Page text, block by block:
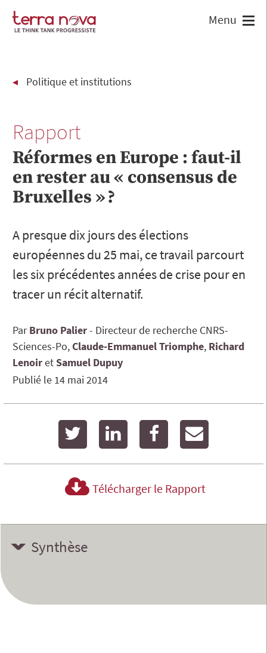
Politique et institutions
Rapport
Réformes en Europe : faut-il
en rester au « consensus de
Bruxelles » ?
A presque dix jours des élections
européennes du 25 mai, ce travail parcourt
les six précédentes années de crise pour en
tracer un récit alternatif.
Par Bruno Palier
Directeur de recherche CNRS-
Sciences-Po Claude-EmmanuelTriomphe Richard
Lenoir
Samuel Dupuy
Publié le 14 mai 2014
twitter linkedin facebook
Télécharger le Rapport
Synthèse